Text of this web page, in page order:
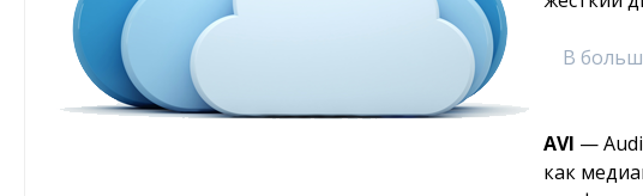
В
AVI —
как